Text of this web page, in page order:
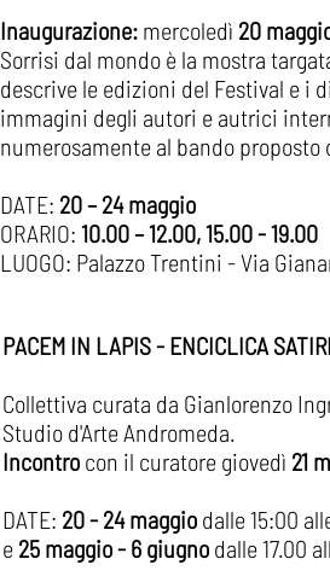
Inaugurazione: mercoledì 20
Sorrisi dal mondo è la mostra
descrive le edizioni del Festival e i
immagini degli autori e autrici
numerosamente al bando proposto
DATE: 20 – 24 maggio
ORARIO: 10.00 – 12.00, 15.00 - 19.00
LUOGO: Palazzo Trentini - Via
PACEM IN LAPIS - ENCICLICA
Collettiva curata da Gianlorenzo
Studio d'Arte Andromeda.
Incontro con il curatore giovedì 21
DATE: 20 - 24 maggio dalle15:00
e 25 maggio - 6 giugno dalle 17.00